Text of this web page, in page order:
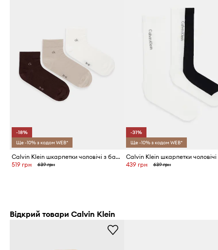
-18%
Ще -10% з кодом WEB*
Calvin Klein шкарпетки чоловічі з бавовною 3 шт.
519 грн
639 грн
-31%
Ще -10% з кодом WEB*
Calvin Klein шкарпетки чоловічі
439 грн
639 грн
Відкрий товари Calvin Klein